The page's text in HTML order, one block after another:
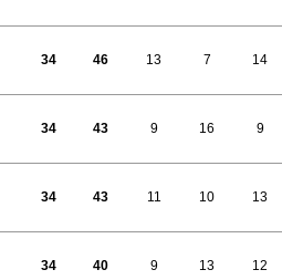
34 46 13 7 14
34 43 9 16 9
34 43 11 10 13
34 40 9 13 12